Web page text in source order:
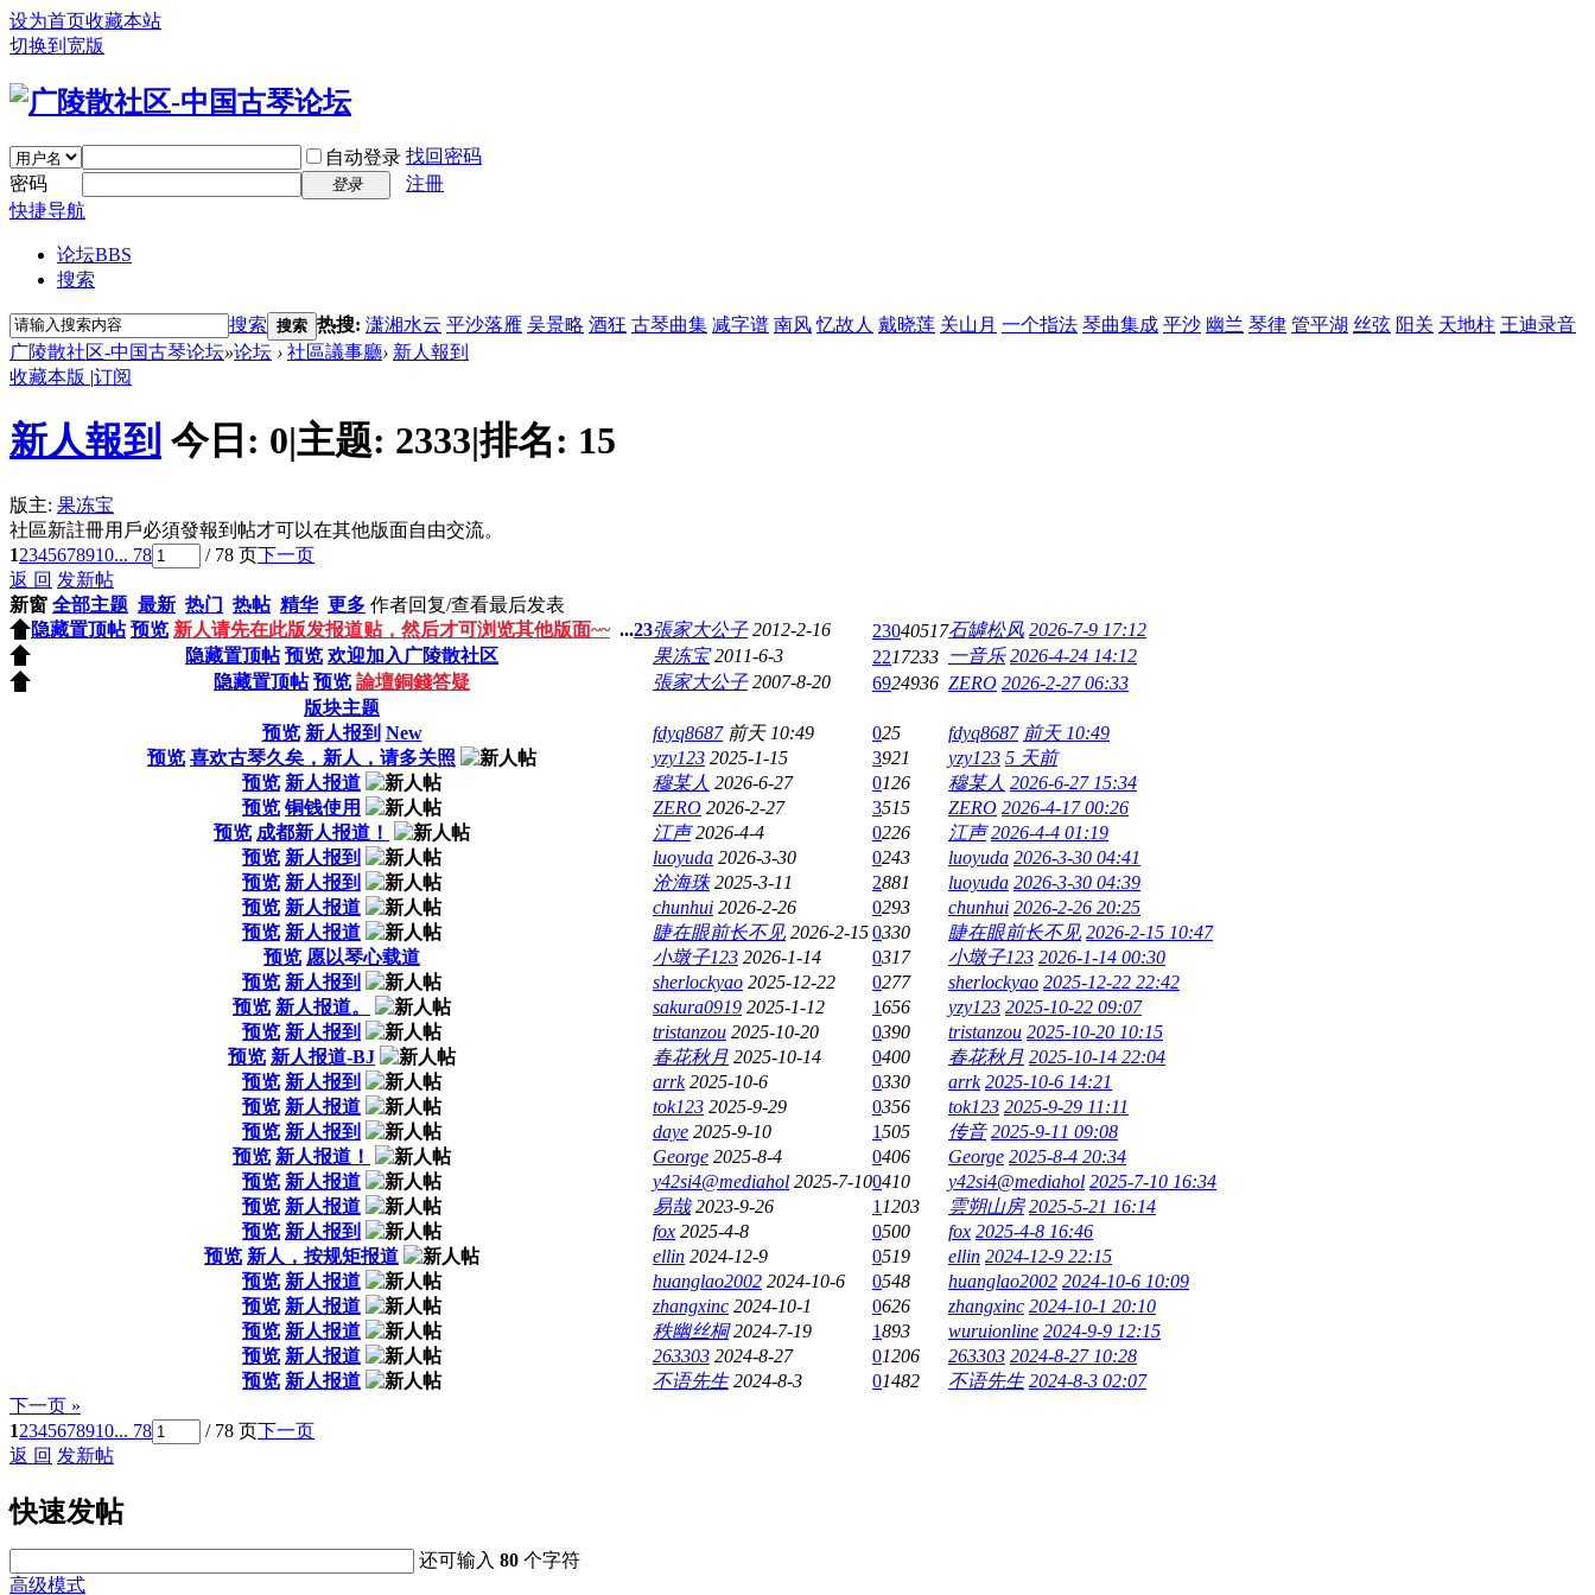
设为首页收藏本站
切换到宽版
自动登录 找回密码
密码
登录
注冊
快捷导航
论坛BBS
搜索
搜索 搜索 热搜: 潇湘水云 平沙落雁 吴景略 酒狂 古琴曲集 减字谱 南风 忆故人 戴晓莲 关山月 一个指法 琴曲集成 平沙 幽兰 琴律 管平湖 丝弦 阳关 天地柱 王迪录音
广陵散社区-中国古琴论坛»论坛 › 社區議事廳› 新人報到
收藏本版 |订阅
新人報到 今日: 0|主题: 2333|排名: 15
版主: 果冻宝
社區新註冊用戶必須發報到帖才可以在其他版面自由交流。
12345678910... 78 / 78 页下一页
返 回 发新帖
新窗 全部主题 最新 热门 热帖 精华 更多 作者回复/查看最后发表
隐藏置顶帖 预览 新人请先在此版发报道贴，然后才可浏览其他版面~~ ...23張家大公子 2012-2-16 23040517石罅松风 2026-7-9 17:12
隐藏置顶帖 预览 欢迎加入广陵散社区 果冻宝 2011-6-3 2217233 一音乐 2026-4-24 14:12
隐藏置顶帖 预览 論壇銅錢答疑 張家大公子 2007-8-20 6924936 ZERO 2026-2-27 06:33
版块主题
预览 新人报到 New fdyq8687 前天 10:49 025 fdyq8687 前天 10:49
预览 喜欢古琴久矣，新人，请多关照 yzy123 2025-1-15 3921 yzy123 5 天前
预览 新人报道 穆某人 2026-6-27 0126 穆某人 2026-6-27 15:34
预览 铜钱使用 ZERO 2026-2-27 3515 ZERO 2026-4-17 00:26
预览 成都新人报道！ 江声 2026-4-4 0226 江声 2026-4-4 01:19
预览 新人报到 luoyuda 2026-3-30 0243 luoyuda 2026-3-30 04:41
预览 新人报到 沧海珠 2025-3-11 2881 luoyuda 2026-3-30 04:39
预览 新人报道 chunhui 2026-2-26 0293 chunhui 2026-2-26 20:25
预览 新人报道 睫在眼前长不见 2026-2-150330 睫在眼前长不见 2026-2-15 10:47
预览 愿以琴心载道 小墩子123 2026-1-14 0317 小墩子123 2026-1-14 00:30
预览 新人报到 sherlockyao 2025-12-22 0277 sherlockyao 2025-12-22 22:42
预览 新人报道。 sakura0919 2025-1-12 1656 yzy123 2025-10-22 09:07
预览 新人报到 tristanzou 2025-10-20 0390 tristanzou 2025-10-20 10:15
预览 新人报道-BJ 春花秋月 2025-10-14 0400 春花秋月 2025-10-14 22:04
预览 新人报到 arrk 2025-10-6 0330 arrk 2025-10-6 14:21
预览 新人报道 tok123 2025-9-29 0356 tok123 2025-9-29 11:11
预览 新人报到 daye 2025-9-10 1505 传音 2025-9-11 09:08
预览 新人报道！ George 2025-8-4 0406 George 2025-8-4 20:34
预览 新人报道 y42si4@mediahol 2025-7-100410 y42si4@mediahol 2025-7-10 16:34
预览 新人报道 易哉 2023-9-26 1 1203 雲朔山房 2025-5-21 16:14
预览 新人报到 fox 2025-4-8 0500 fox 2025-4-8 16:46
预览 新人，按规矩报道 ellin 2024-12-9 0519 ellin 2024-12-9 22:15
预览 新人报道 huanglao2002 2024-10-6 0548 huanglao2002 2024-10-6 10:09
预览 新人报道 zhangxinc 2024-10-1 0626 zhangxinc 2024-10-1 20:10
预览 新人报道 秩幽丝桐 2024-7-19 1893 wuruionline 2024-9-9 12:15
预览 新人报道 263303 2024-8-27 01206 263303 2024-8-27 10:28
预览 新人报道 不语先生 2024-8-3 01482 不语先生 2024-8-3 02:07
下一页 »
12345678910... 78 / 78 页下一页
返 回 发新帖
快速发帖
还可输入80 个字符
高级模式